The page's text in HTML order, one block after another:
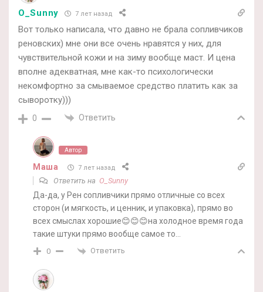
O_Sunny 7 лет назад
Вот только написала, что давно не брала сопливчиков
реновских) мне они все очень нравятся у них, для
чувствительной кожи и на зиму вообще маст. И цена
вполне адекватная, мне как-то психологически
некомфортно за смываемое средство платить как за
сыворотку)))
0 Ответить
Автор
Маша 7 лет назад
Ответить на O_Sunny
Да-да, у Рен сопливчики прямо отличные со всех
сторон (и мягкость, и ценник, и упаковка), прямо во
всех смыслах хорошие😊😊😊на холодное время года
такие штуки прямо вообще самое то…
0 Ответить